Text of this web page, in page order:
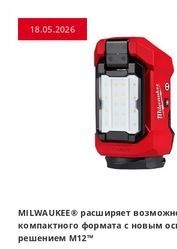
18.05.2026
MILWAUKEE® расширяет
компактного формата с новым
решением M12™